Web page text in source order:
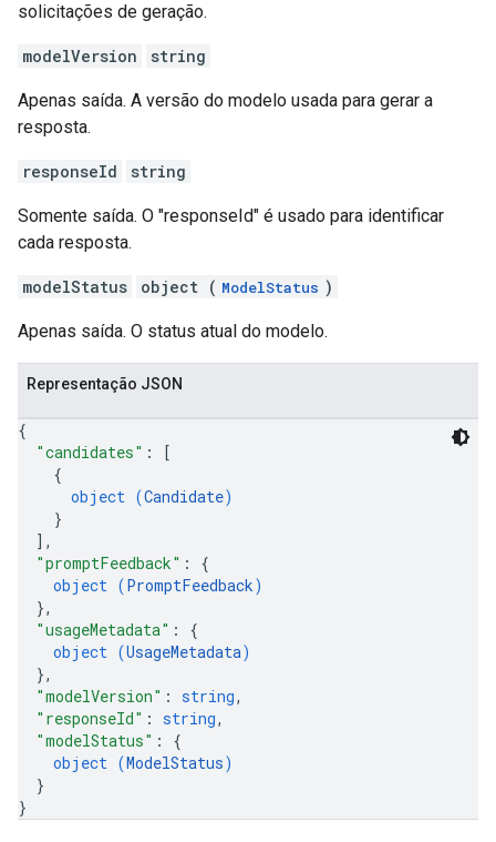
solicitações de geração.
modelVersion string
Apenas saída. A versão do modelo usada para gerar a
resposta.
responseId string
Somente saída. O "responseId" é usado para identificar
cada resposta.
modelStatus object ( ModelStatus )
Apenas saída. O status atual do modelo.
Representação JSON
{
"candidates" :
[
{
object (Candidate)
}
] ,
"promptFeedback" : {
object (PromptFeedback)
},
"usageMetadata" : {
object (UsageMetadata)
},
"modelVersion" : string,
"responseId" : string,
"modelStatus" : {
object (ModelStatus)
}
}